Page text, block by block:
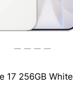
17 256GB White